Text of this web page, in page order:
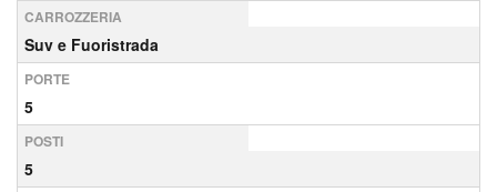
CARROZZERIA
Suv e Fuoristrada
PORTE
5
POSTI
5